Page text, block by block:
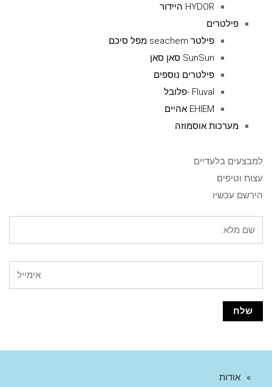
HYDOR היידור
פילטרים
פילטר seachem מפל סיכם
SunSun סאן סאן
פילטרים נוספים
Fluval -פלובל
EHIEM אהיים
מערכות אוסמוזה
למבצעים בלעדיים
עצות וטיפים
הירשם עכשיו:
אודות